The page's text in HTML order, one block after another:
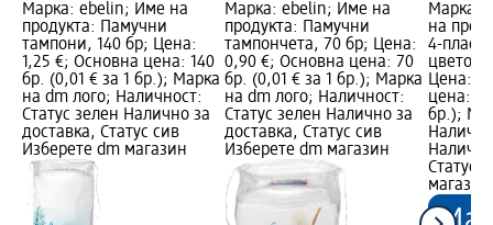
Марка: ebelin; Име на
продукта: Памучни
тампони, 140 бр; Цена:
1,25 €; Основна цена: 140
бр. (0,01 € за 1 бр.); Марка
на dm лого; Наличност:
Статус зелен Налично за
доставка, Статус сив
Изберете dm магазин
Марка: ebelin; Име на
продукта: Памучни
тампончета, 70 бр; Цена:
0,90 €; Основна цена: 70
бр. (0,01 € за 1 бр.); Марка
на dm лого; Наличност:
Статус зелен Налично за
доставка, Статус сив
Изберете dm магазин
Марка:
на
4-
Цена:
цена:
бр.);
Статус
магазин